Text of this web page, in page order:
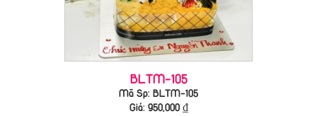
BLTM-105
Mã Sp: BLTM-105
Giá: 950,000₫